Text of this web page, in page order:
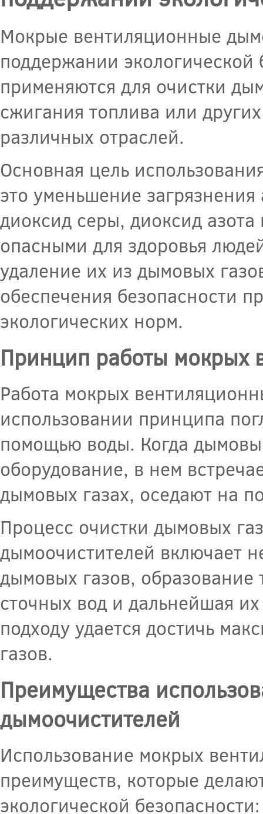
Мокрые вентиляционные
поддержании
применяются для очистки
сжигания топлива или
различных отраслей.
Основная цель
это уменьшение
диоксид серы, диоксид
опасными для здоровья
удаление их из дымовых
обеспечения безопасности
экологических норм.
Принцип работы мокрых
Работа мокрых
использовании принципа
помощью воды. Когда
оборудование, в нем
дымовых газах, оседают на
Процесс очистки дымовых
дымоочистителей включает
дымовых газов, образование
сточных вод и дальнейшая
подходу удается достичь
газов.
Преимущества
дымоочистителей
Использование мокрых
преимуществ, которые
экологической безопасности: